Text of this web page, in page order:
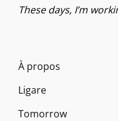
These days, I’m
À propos
Ligare
Tomorrow